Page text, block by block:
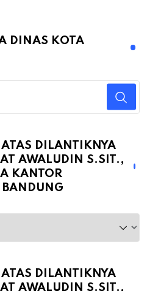
DINAS KOTA
DILANTIKNYA
AWALUDIN S.SIT.,
KANTOR
BANDUNG
DILANTIKNYA
AWALUDIN S.SIT.,